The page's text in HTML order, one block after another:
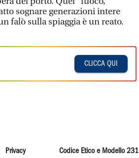
sognare generazioni intere
falò sulla spiaggia è un reato.
CLICCA QUI
Privacy Codice Etico e Modello 231